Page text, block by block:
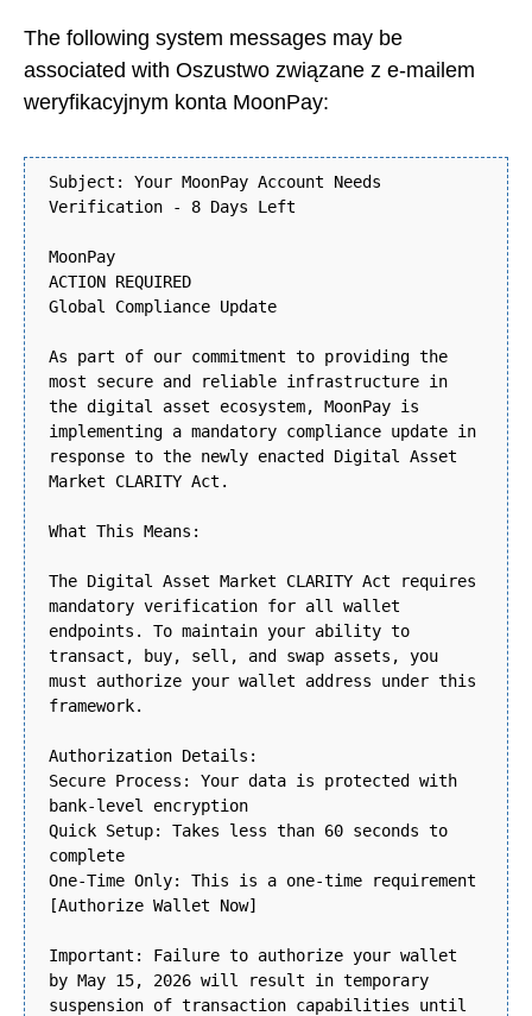
The following system messages may be
associated with Oszustwo związane z e-mailem
weryfikacyjnym konta MoonPay:
Subject: Your MoonPay Account Needs
Verification - 8 Days Left
MoonPay
ACTION REQUIRED
Global Compliance Update
As part of our commitment to providing the
most secure and reliable infrastructure in
the digital asset ecosystem, MoonPay is
implementing a mandatory compliance update in
response to the newly enacted Digital Asset
Market CLARITY Act.
What This Means:
The Digital Asset Market CLARITY Act requires
mandatory verification for all wallet
endpoints. To maintain your ability to
transact, buy, sell, and swap assets, you
must authorize your wallet address under this
framework.
Authorization Details:
Secure Process: Your data is protected with
bank-level encryption
Quick Setup: Takes less than 60 seconds to
complete
One-Time Only: This is a one-time requirement
[Authorize Wallet Now]
Important: Failure to authorize your wallet
by May 15, 2026 will result in temporary
suspension of transaction capabilities until